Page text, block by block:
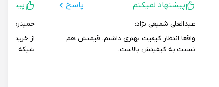
پیشنهاد نمیکنم پاسخ
عبدالعلی شفیعی نژاد:
واقعا انتظار کیفیت بهتری داشتم. قیمتش هم
نسبت به کیفیتش بالاست.
پیشنهاد
حمیدرضا
از خریدم
شیکه و راحت